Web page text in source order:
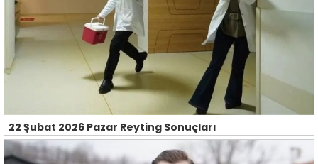
22 Şubat 2026 Pazar Reyting Sonuçları